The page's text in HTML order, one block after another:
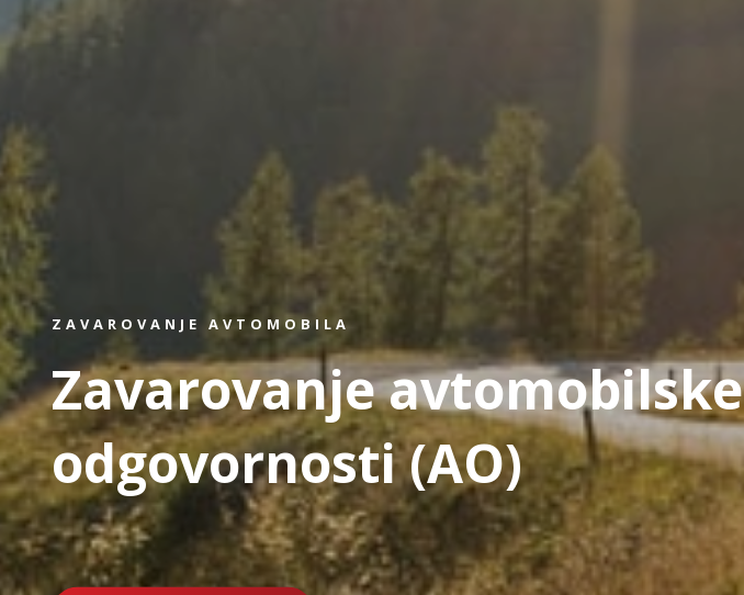
ZAVAROVANJE AVTOMOBILA
Zavarovanje avtomobilske
odgovornosti (AO)